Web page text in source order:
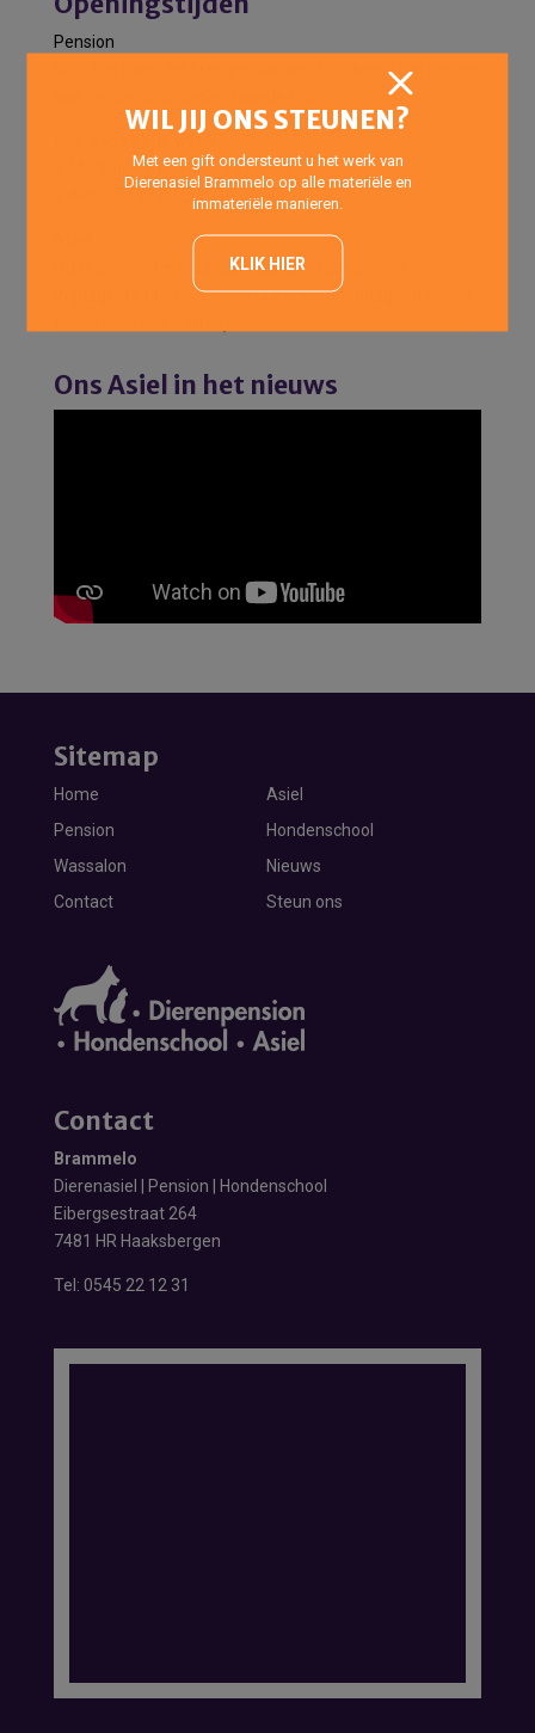
Pension
Voor het halen en brengen van pensiondieren het gehele
’s Morgens: 10:00 uur -12:00 uur
’s Avonds : 17:00 uur -18:00 uur
Op telefonische afspraak elke dag van de week.
Vrijdags: 14:00 uur – 20:00 uur (Inloopmiddag- en avond
Ons Asiel in het nieuws
WIL JIJ ONS STEUNEN?
Met een gift ondersteunt u het werk van
Dierenasiel Brammelo op alle materiële en
immateriële manieren.
KLIK HIER
Sitemap
Home
Asiel
Pension
Hondenschool
Wassalon
Nieuws
Contact
Steun ons
Contact
Brammelo
Dierenasiel | Pension | Hondenschool
Eibergsestraat 264
7481 HR Haaksbergen
Tel: 0545 22 12 31